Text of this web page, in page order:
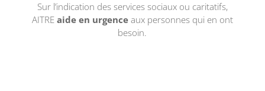
Sur l’indication des services sociaux ou caritatifs,
AITRE aide en urgenceaux personnes qui en ont
besoin.